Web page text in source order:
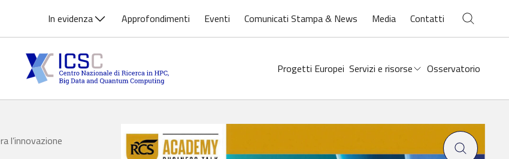
In evidenza Approfondimenti Eventi Comunicati Stampa & News Media Contatti
Open
search
Progetti Europei Servizi e risorse Osservatorio
l’innovazione